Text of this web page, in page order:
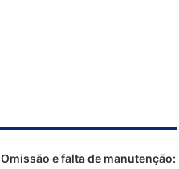
Omissão e falta de manutenção: